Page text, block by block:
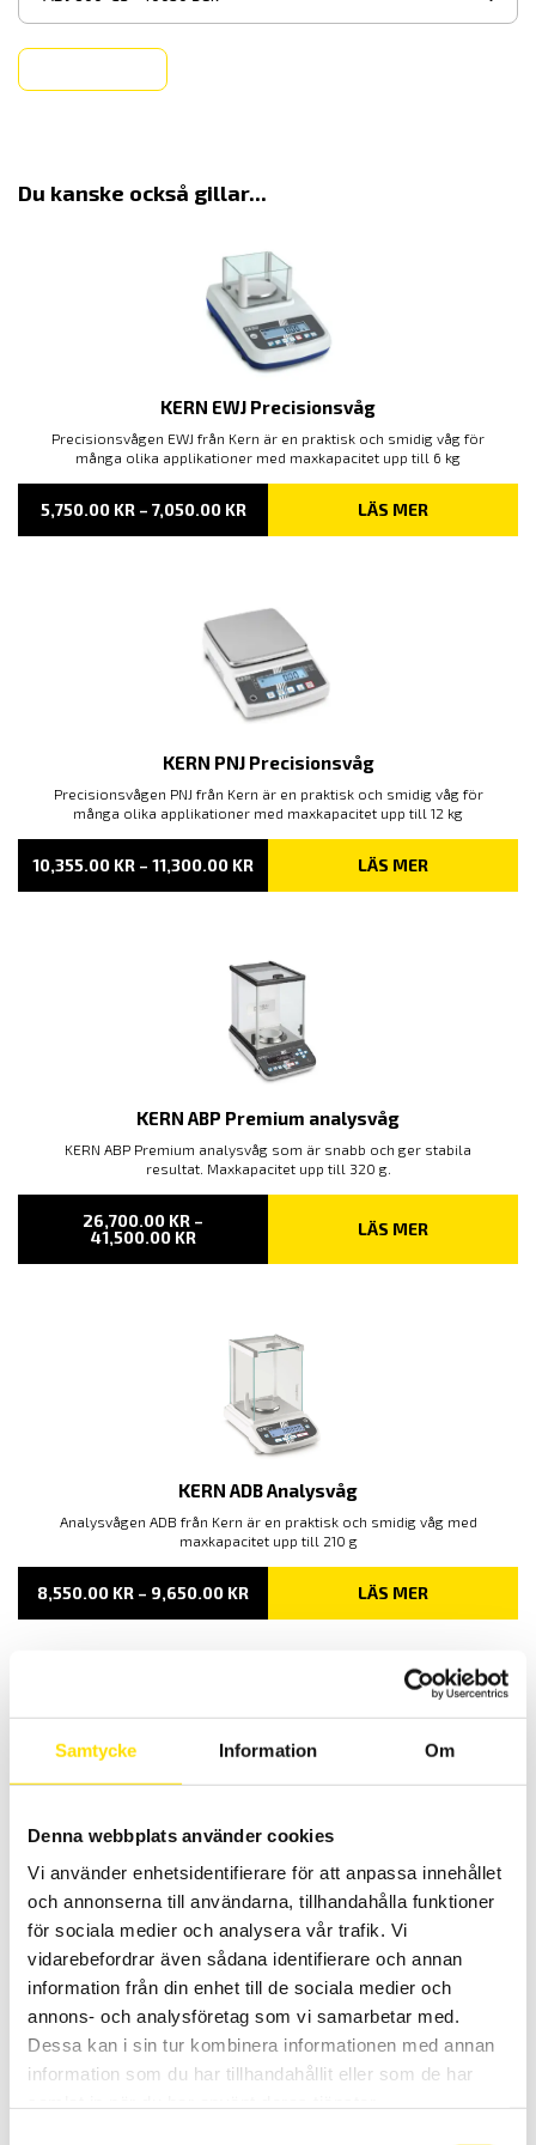
Samtycke Information Om
Denna webbplats använder cookies
Vi använder enhetsidentifierare för att anpassa innehållet
och annonserna till användarna, tillhandahålla funktioner
för sociala medier och analysera vår trafik. Vi
vidarebefordrar även sådana identifierare och annan
information från din enhet till de sociala medier och
annons- och analysföretag som vi samarbetar med.
Dessa kan i sin tur kombinera informationen med annan
information som du har tillhandahållit eller som de har
Du kanske också gillar...
KERN EWJ Precisionsvåg
Precisionsvågen EWJ från Kern är en praktisk och smidig våg för
många olika applikationer med maxkapacitet upp till 6 kg
5,750.00 KR – 7,050.00 KRPRISINTERVALL:
TILL
LÄS MER
KERN PNJ Precisionsvåg
Precisionsvågen PNJ från Kern är en praktisk och smidig våg för
många olika applikationer med maxkapacitet upp till 12 kg
10,355.00 KR – 11,300.00 KRPRISINTERVALL:
TILL
LÄS MER
KERN ABP Premium analysvåg
KERN ABP Premium analysvåg som är snabb och ger stabila
resultat. Maxkapacitet upp till 320 g.
26,700.00 KR –
41,500.00 KRPRISINTERVALL:
TILL
LÄS MER
KERN ADB Analysvåg
Analysvågen ADB från Kern är en praktisk och smidig våg med
maxkapacitet upp till 210 g
8,550.00 KR – 9,650.00 KRPRISINTERVALL:
TILL
LÄS MER
KERN MBD Babyvåg
KERN MBD är en babyvåg med modern design och lätt att använda
1,190.00KR –4,845.00KRPRISINTERVALL:
1,190.00 KR
TILL
4,845.00 KR
LÄS MER